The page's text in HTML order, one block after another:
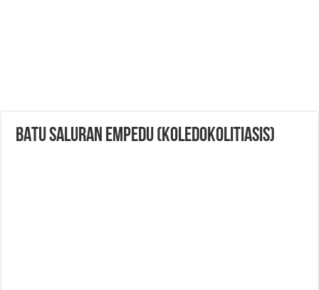
BATU SALURAN EMPEDU (KOLEDOKOLITIASIS)